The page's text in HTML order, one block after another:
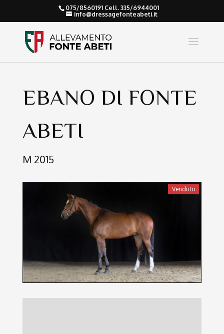
075/8560191 Cell. 335/6944001
info@dressagefonteabeti.it
EBANO DI FONTE
ABETI
M 2015
Venduto